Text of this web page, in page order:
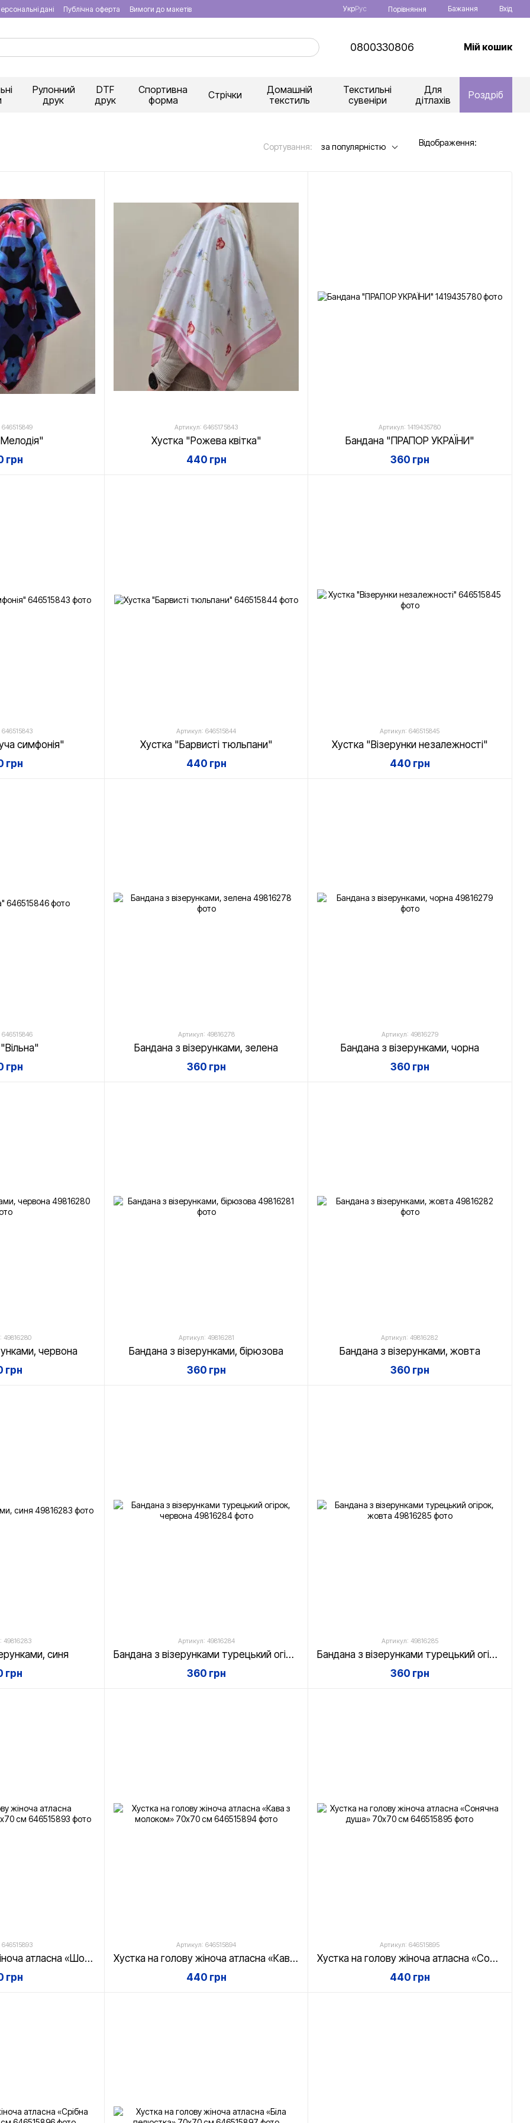
дані Публічна оферта Вимоги до макетів УкрРус Порівняння Бажання Вхід
0800330806 Мій кошик
Рулонний
друк
DTF
друк
Спортивна
форма
Стрічки
Домашній
текстиль
Текстильні
сувеніри
Для
дітлахів
Роздріб
Сортування: за популярністю Відображення:
грн
Артикул: 6465175843
Хустка "Рожева квітка"
440 грн
Артикул: 1419435780
Бандана "ПРАПОР УКРАЇНИ"
360 грн
cимфонія"
грн
Артикул: 646515844
Хустка "Барвисті тюльпани"
440 грн
Артикул: 646515845
Хустка "Візерунки незалежності"
440 грн
грн
Артикул: 49816278
Бандана з візерунками, зелена
360 грн
Артикул: 49816279
Бандана з візерунками, чорна
360 грн
49816280
червона
грн
Артикул: 49816281
Бандана з візерунками, бірюзова
360 грн
Артикул: 49816282
Бандана з візерунками, жовта
360 грн
49816283
синя
грн
Артикул: 49816284
Бандана з візерунками турецький огірок, червона
360 грн
Артикул: 49816285
Бандана з візерунками турецький огірок, жовта
360 грн
Хустка на голову жіноча атласна «Шоколадна нота» 70х70 см
грн
Артикул: 646515894
Хустка на голову жіноча атласна «Кава з молоком» 70х70 см
440 грн
Артикул: 646515895
Хустка на голову жіноча атласна «Сонячна душа» 70х70 см
440 грн